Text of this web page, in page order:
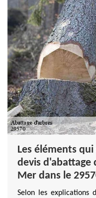
Les éléments
devis d'abattage
Mer dans le
Selon les explications